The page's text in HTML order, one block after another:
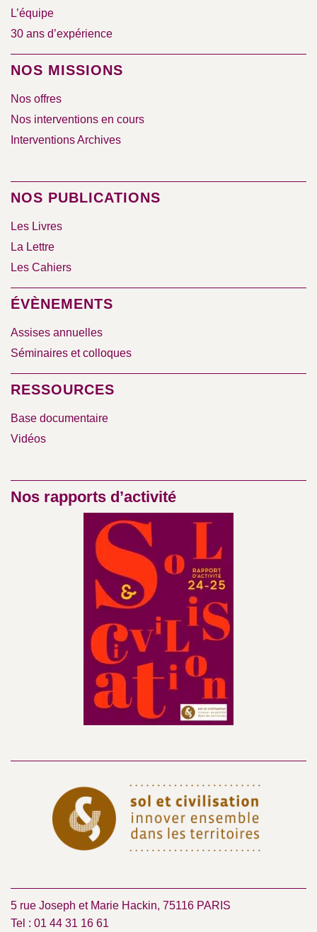
L’équipe
30 ans d’expérience
NOS MISSIONS
Nos offres
Nos interventions en cours
Interventions Archives
NOS PUBLICATIONS
Les Livres
La Lettre
Les Cahiers
ÉVÈNEMENTS
Assises annuelles
Séminaires et colloques
RESSOURCES
Base documentaire
Vidéos
Nos rapports d’activité
5 rue Joseph et Marie Hackin, 75116 PARIS
Tel : 01 44 31 16 61